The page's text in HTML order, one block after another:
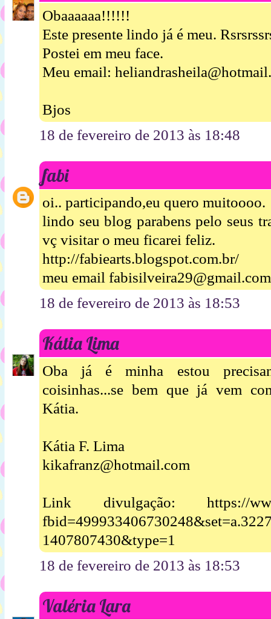
Obaaaaaa!!!!!!
Este presente lindo já é meu.
Postei em meu face.
Meu email:
Bjos
18 de fevereiro de 2013 às 18:48
fabi
oi.. participando,eu quero muitoooo.
lindo seu blog parabens pelo seus
vç visitar o meu ficarei feliz.
http://fabiearts.blogspot.com.br/
meu email fabisilveira29@gmail.com
18 de fevereiro de 2013 às 18:53
Kátia Lima
Oba já é minha estou
coisinhas...se bem que já vem
Kátia.
Kátia F. Lima
kikafranz@hotmail.com
Link divulgação: https://
1407807430&type=1
18 de fevereiro de 2013 às 18:53
Valéria Lara